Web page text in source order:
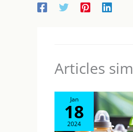
Articles
Jan
18
2024